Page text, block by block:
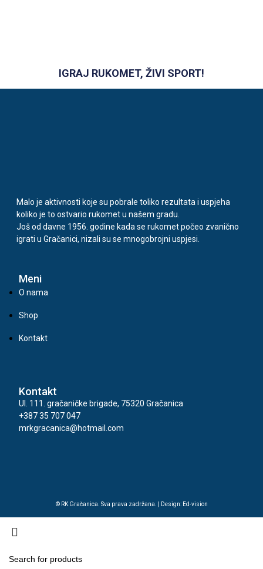
IGRAJ RUKOMET, ŽIVI SPORT!
Malo je aktivnosti koje su pobrale toliko rezultata i uspjeha
koliko je to ostvario rukomet u našem gradu.
Još od davne 1956. godine kada se rukomet počeo zvanično
igrati u Gračanici, nizali su se mnogobrojni uspjesi.
Meni
O nama
Shop
Kontakt
Kontakt
Ul. 111. gračaničke brigade, 75320 Gračanica
+387 35 707 047
mrkgracanica@hotmail.com
© RK Gračanica. Sva prava zadržana. | Design: Ed-vision